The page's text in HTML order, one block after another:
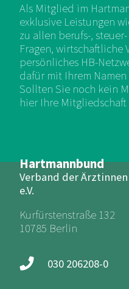
Hartmannbund
Verband der
e.V.
Kurfürstenstraße 132
10785 Berlin
030 206208-0
Als Mitglied im
exklusive Leistungen
zu allen berufs-,
Fragen, wirtschaftliche
persönliches HB-
dafür mit Ihrem
Sollten Sie noch kein
hier Ihre Mitgliedschaft